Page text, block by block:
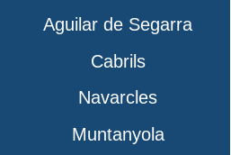
Aguilar de Segarra
Cabrils
Navarcles
Muntanyola